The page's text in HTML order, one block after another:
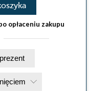
opłaceniu zakupu
Kup na prezent